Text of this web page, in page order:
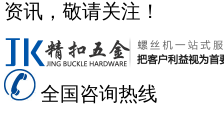
资讯，敬请关注！
全国咨询热线